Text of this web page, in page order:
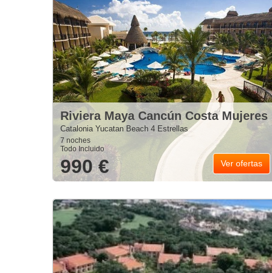
Riviera Maya Cancún Costa Mujeres
Catalonia Yucatan Beach 4 Estrellas
7 noches
Todo Incluido
990 € Ver ofertas